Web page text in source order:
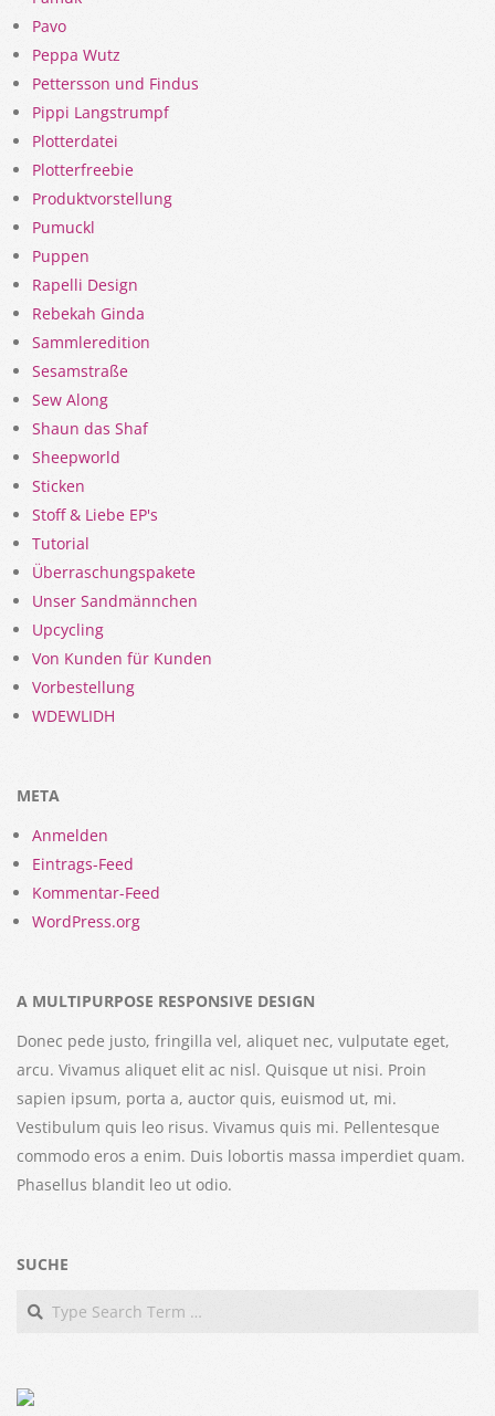
Pavo
Peppa Wutz
Pettersson und Findus
Pippi Langstrumpf
Plotterdatei
Plotterfreebie
Produktvorstellung
Pumuckl
Puppen
Rapelli Design
Rebekah Ginda
Sammleredition
Sesamstraße
Sew Along
Shaun das Shaf
Sheepworld
Sticken
Stoff & Liebe EP's
Tutorial
Überraschungspakete
Unser Sandmännchen
Upcycling
Von Kunden für Kunden
Vorbestellung
WDEWLIDH
META
Anmelden
Eintrags-Feed
Kommentar-Feed
WordPress.org
A MULTIPURPOSE RESPONSIVE DESIGN
Donec pede justo, fringilla vel, aliquet nec, vulputate eget,
arcu. Vivamus aliquet elit ac nisl. Quisque ut nisi. Proin
sapien ipsum, porta a, auctor quis, euismod ut, mi.
Vestibulum quis leo risus. Vivamus quis mi. Pellentesque
commodo eros a enim. Duis lobortis massa imperdiet quam.
Phasellus blandit leo ut odio.
SUCHE
Search